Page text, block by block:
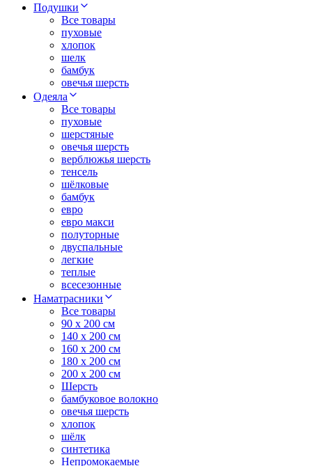
Подушки
Все товары
пуховые
хлопок
шелк
бамбук
овечья шерсть
Одеяла
Все товары
пуховые
шерстяные
овечья шерсть
верблюжья шерсть
тенсель
шёлковые
бамбук
евро
евро макси
полуторные
двуспальные
легкие
теплые
всесезонные
Наматрасники
Все товары
90 x 200 см
140 x 200 см
160 x 200 см
180 x 200 см
200 x 200 см
Шерсть
бамбуковое волокно
овечья шерсть
хлопок
шёлк
синтетика
Непромокаемые